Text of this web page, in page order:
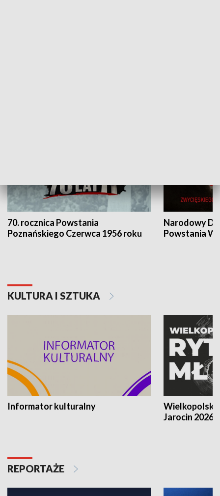
70. rocznica Powstania
Poznańskiego Czerwca 1956 roku
Narodowy
Powstania
KULTURA I SZTUKA
Informator kulturalny
Jarocin 2026
REPORTAŻE